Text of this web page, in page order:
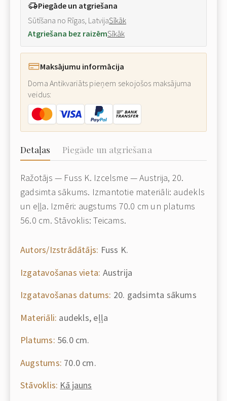
Piegāde un atgriešana
Sūtīšana no Rīgas, LatvijaSīkāk
Atgriešana bez raizēmSīkāk
Maksājumu informācija
Doma Antikvariāts pieņem sekojošos maksājuma
veidus:
Detaļas Piegāde un atgriešana
Ražotājs — Fuss K. Izcelsme — Austrija, 20.
gadsimta sākums. Izmantotie materiāli: audekls
un eļļa. Izmēri: augstums 70.0 cm un platums
56.0 cm. Stāvoklis: Teicams.
Autors/Izstrādātājs: Fuss K.
Izgatavošanas vieta: Austrija
Izgatavošanas datums: 20. gadsimta sākums
Materiāli: audekls, eļļa
Platums: 56.0 cm.
Augstums: 70.0 cm.
Stāvoklis: Kā jauns